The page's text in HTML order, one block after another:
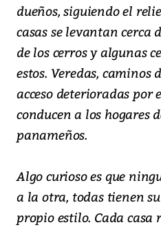
dueños, siguiendo el
casas se levantan cerca
de los cerros y algunas
estos. Veredas, caminos
acceso deterioradas por
conducen a los hogares
panameños.
Algo curioso es que
a la otra, todas tienen
propio estilo. Cada casa